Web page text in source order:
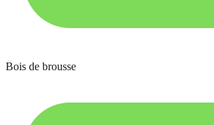
Bois de brousse